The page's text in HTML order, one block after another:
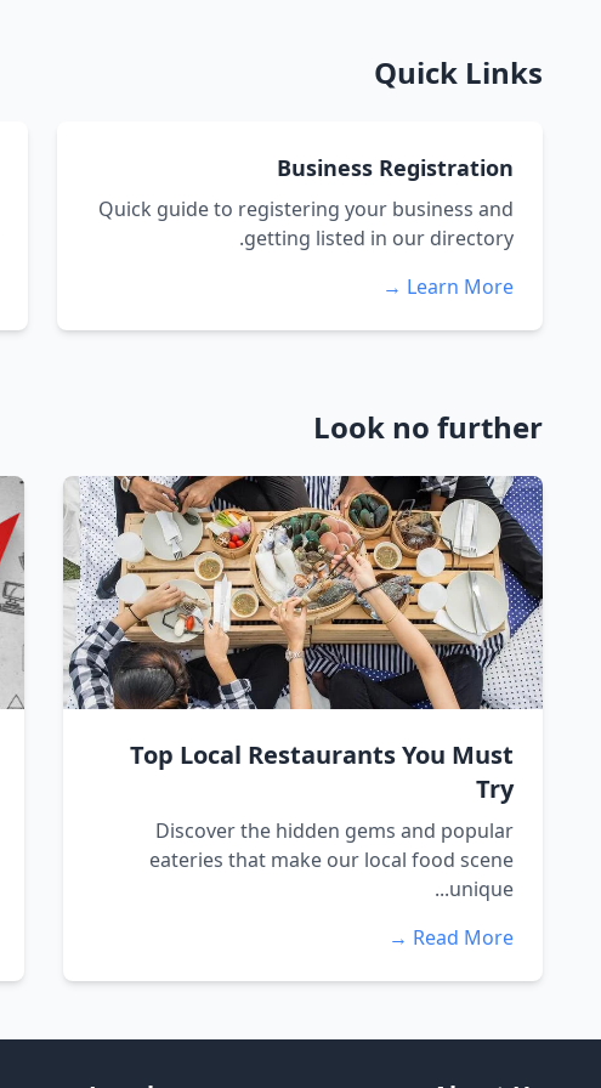
Quick Links
Business Registration
Quick guide to registering your business and
getting listed in our directory.
Learn More →
Look no further
Top Local Restaurants You Must
Try
Discover the hidden gems and popular
eateries that make our local food scene
unique...
Read More →